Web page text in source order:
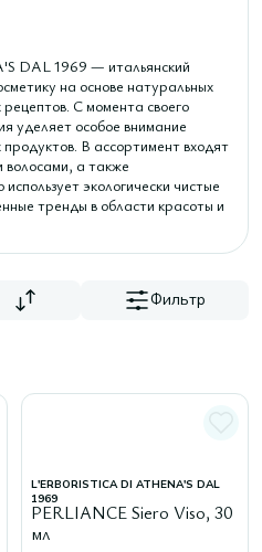
DAL 1969 — итальянский
на основе натуральных
С момента своего
уделяет особое внимание
продуктов. В ассортимент входят
волосами, а также
экологически чистые
тренды в области красоты и
Фильтр
L'ERBORISTICA DI ATHENA'S DAL
1969
PERLIANCE Siero Viso, 30
мл